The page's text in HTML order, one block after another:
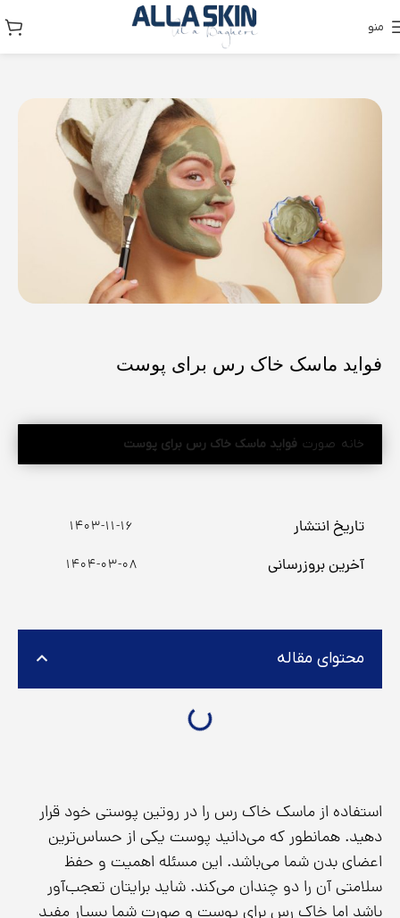
منو
فواید ماسک خاک رس برای پوست
خانه صورت فواید ماسک خاک رس برای پوست
تاریخ انتشار ۱۴۰۳-۱۱-۱۶
آخرین بروزرسانی ۱۴۰۴-۰۳-۰۸
محتوای مقاله
استفاده از ماسک خاک رس را در روتین پوستی خود قرار
دهید. همانطور که می‌دانید پوست یکی از حساس‌ترین
اعضای بدن شما می‌باشد. این مسئله اهمیت و حفظ
سلامتی آن را دو چندان می‌کند. شاید برایتان تعجب‌آور
باشد اما خاک رس برای پوست و صورت شما بسیار مفید